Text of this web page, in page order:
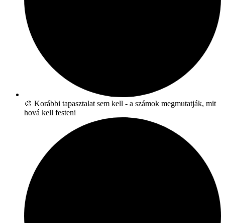
🎨 Korábbi tapasztalat sem kell - a számok megmutatják, mit
hová kell festeni